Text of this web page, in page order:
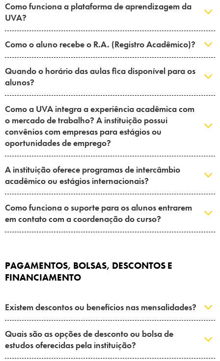
Como funciona a plataforma de aprendizagem da
UVA?
Como o aluno recebe o R.A. (Registro Acadêmico)?
Quando o horário das aulas fica disponível para os
alunos?
Como a UVA integra a experiência acadêmica com
o mercado de trabalho? A instituição possui
convênios com empresas para estágios ou
oportunidades de emprego?
A instituição oferece programas de intercâmbio
acadêmico ou estágios internacionais?
Como funciona o suporte para os alunos entrarem
em contato com a coordenação do curso?
PAGAMENTOS, BOLSAS, DESCONTOS E
FINANCIAMENTO
Existem descontos ou benefícios nas mensalidades?
Quais são as opções de desconto ou bolsa de
estudos oferecidas pela instituição?